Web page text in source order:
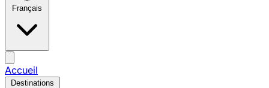
Français
Accueil
Destinations